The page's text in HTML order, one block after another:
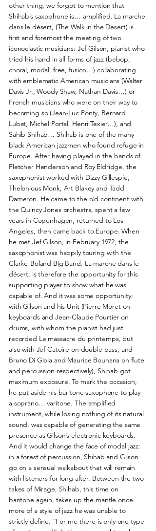
other thing, we forgot to mention that
Shihab’s saxophone is… amplified. La marche
dans le désert, (The Walk in the Desert) is
first and foremost the meeting of two
iconoclastic musicians: Jef Gilson, pianist who
tried his hand in all forms of jazz (bebop,
choral, modal, free, fusion…) collaborating
with emblematic American musicians (Walter
Davis Jr., Woody Shaw, Nathan Davis…) or
French musicians who were on their way to
becoming so (Jean-Luc Ponty, Bernard
Lubat, Michel Portal, Henri Texier…), and
Sahib Shihab… Shihab is one of the many
black American jazzmen who found refuge in
Europe. After having played in the bands of
Fletcher Henderson and Roy Eldridge, the
saxophonist worked with Dizzy Gillespie,
Thelonious Monk, Art Blakey and Tadd
Dameron. He came to the old continent with
the Quincy Jones orchestra, spent a few
years in Copenhagen, returned to Los
Angeles, then came back to Europe. When
he met Jef Gilson, in February 1972, the
saxophonist was happily touring with the
Clarke-Boland Big Band. La marche dans le
désert, is therefore the opportunity for this
supporting player to show what he was
capable of. And it was some opportunity:
with Gilson and his Unit (Pierre Moret on
keyboards and Jean-Claude Pourtier on
drums, with whom the pianist had just
recorded Le massacre du printemps, but
also with Jef Catoire on double bass, and
Bruno Di Gioia and Maurice Bouhana on flute
and percussion respectively), Shihab got
maximum exposure. To mark the occasion,
he put aside his baritone saxophone to play
a soprano… varitone. The amplified
instrument, while losing nothing of its natural
sound, was capable of generating the same
presence as Gilson’s electronic keyboards.
And it would change the face of modal jazz:
in a forest of percussion, Shihab and Gilson
go on a sensual walkabout that will remain
with listeners for long after. Between the two
takes of Mirage, Shihab, this time on
baritone again, takes up the mantle once
more of a style of jazz he was unable to
strictly define: “For me there is only one type